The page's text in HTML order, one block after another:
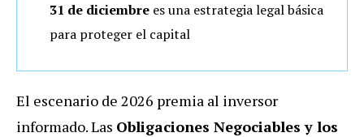
31 de diciembre es una estrategia legal básica
para proteger el capital
El escenario de 2026 premia al inversor
informado. Las Obligaciones Negociables y los